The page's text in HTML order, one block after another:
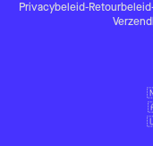
Privacybeleid-Retourbeleid